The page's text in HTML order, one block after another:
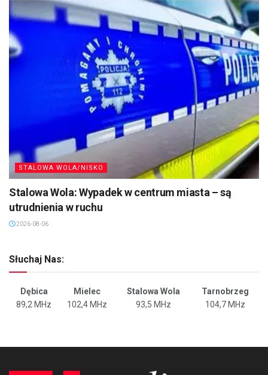
STALOWA WOLA/NISKO
Stalowa Wola: Wypadek w centrum miasta – są
utrudnienia w ruchu
2026-08-06
Słuchaj Nas:
Dębica Mielec Stalowa Wola
Tarnobrzeg
89,2 MHz
102,4 MHz 93,5 MHz 104,7 MHz